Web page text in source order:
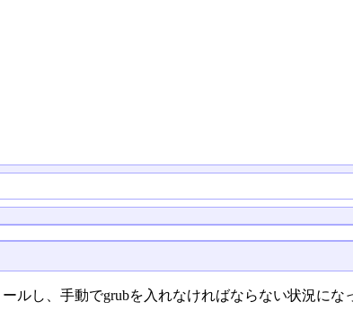
ルし、手動でgrubを入れなければならない状況にな